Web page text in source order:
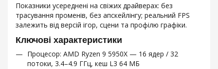
Показники усереднені на свіжих драйверах: без
трасування променів, без апскейлінгу; реальний FPS
залежить від версій ігор, сцени та профілю графіки.
Ключові характеристики
Процесор: AMD Ryzen 9 5950X — 16 ядер / 32
потоки, 3.4–4.9 ГГц, кеш L3 64 МБ